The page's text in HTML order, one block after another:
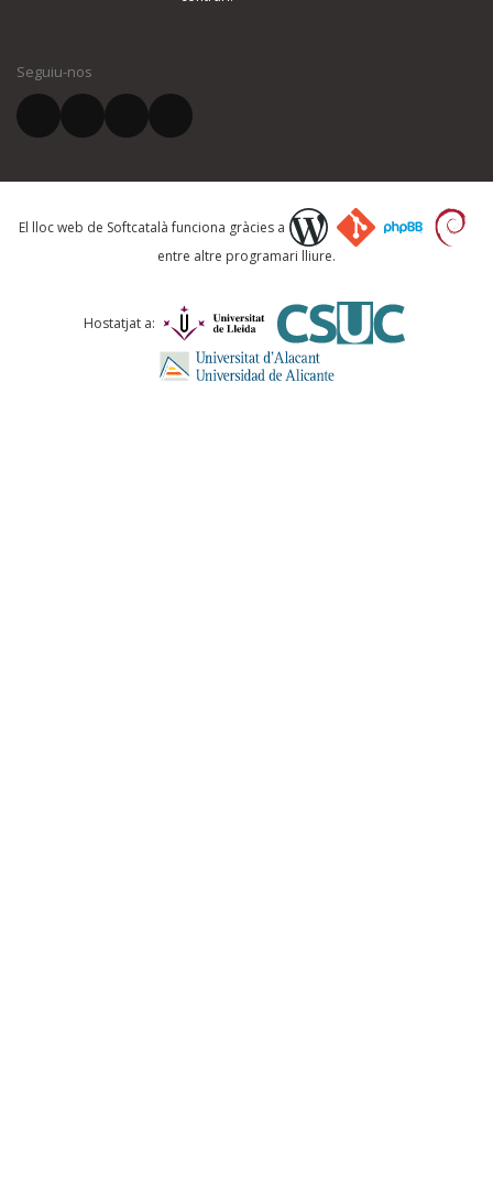
El vostre correu electrònic *
Què proposeu?
Comentari *
Seguiu-nos
El lloc web de Softcatalà funciona gràcies a
entre altre programari lliure.
Hostatjat a: